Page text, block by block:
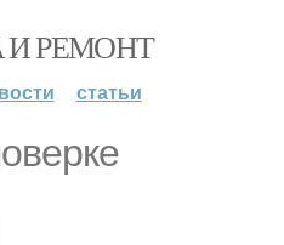
И РЕМОНТ
статьи